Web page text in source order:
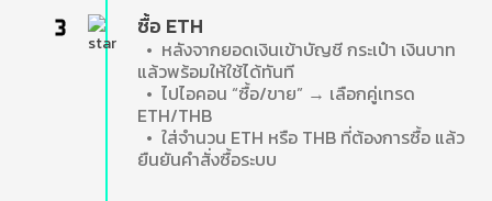
ซื้อ ETH
• หลังจากยอดเงินเข้าบัญชี กระเป๋า เงินบาท
แล้วพร้อมให้ใช้ได้ทันที
• ไปไอคอน “ซื้อ/ขาย” → เลือกคู่เทรด
ETH/THB
• ใส่จำนวน ETH หรือ THB ที่ต้องการซื้อ แล้ว
ยืนยันคำสั่งซื้อระบบ